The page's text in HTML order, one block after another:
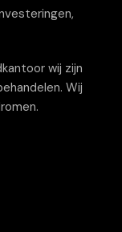
wij zijn
Wij